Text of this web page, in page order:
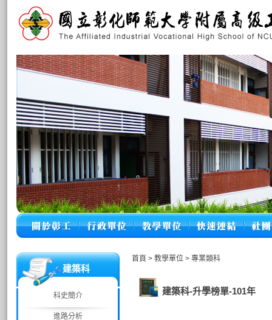
建築科
科史簡介
進路分析
首頁 > 教學單位 > 專業類科
建築科-升學榜單-101年